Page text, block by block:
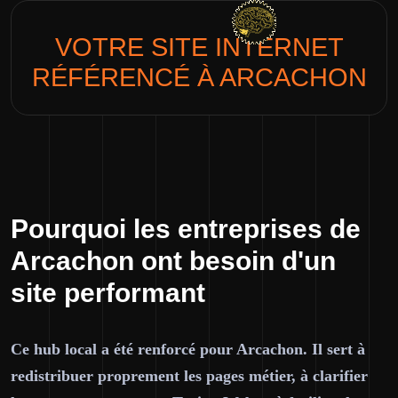
VOTRE SITE INTERNET
RÉFÉRENCÉ ÀARCACHON
Pourquoi les entreprises de
Arcachon ont besoin d'un
site performant
Ce hub local a été renforcé pour Arcachon. Il sert à
redistribuer proprement les pages métier, à clarifier